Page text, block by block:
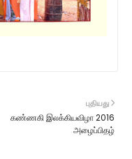
புதியது
கண்ணகி இலக்கியவிழா 2016
அழைப்பிதழ்